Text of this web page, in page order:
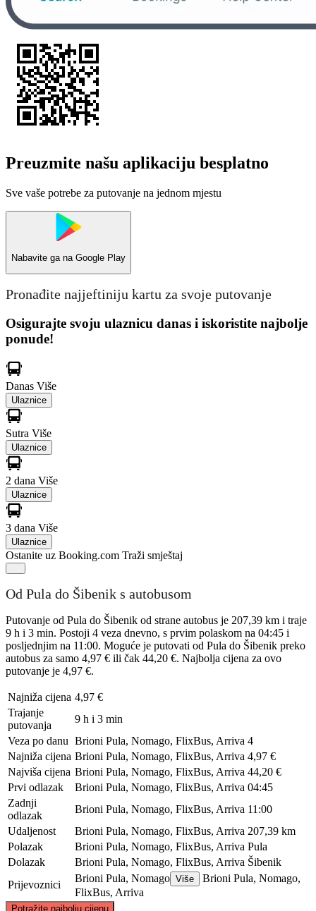
Preuzmite našu aplikaciju besplatno
Sve vaše potrebe za putovanje na jednom mjestu
Nabavite ga na Google Play
Pronađite najjeftiniju kartu za svoje putovanje
Osigurajte svoju ulaznicu danas i iskoristite najbolje
ponude!
Danas Više
Ulaznice
Sutra Više
Ulaznice
2 dana Više
Ulaznice
3 dana Više
Ulaznice
Ostanite uz Booking.com Traži smještaj
Od Pula do Šibenik s autobusom
Putovanje od Pula do Šibenik od strane autobus je 207,39 km i traje
9 h i 3 min. Postoji 4 veza dnevno, s prvim polaskom na 04:45 i
posljednjim na 11:00. Moguće je putovati od Pula do Šibenik preko
autobus za samo 4,97 € ili čak 44,20 €. Najbolja cijena za ovo
putovanje je 4,97 €.
Najniža cijena 4,97 €
Trajanje
putovanja
9 h i 3 min
Veza po danu Brioni Pula, Nomago, FlixBus, Arriva 4
Najniža cijena Brioni Pula, Nomago, FlixBus, Arriva 4,97 €
Najviša cijena Brioni Pula, Nomago, FlixBus, Arriva 44,20 €
Prvi odlazak
Brioni Pula, Nomago, FlixBus, Arriva 04:45
Zadnji
odlazak
Brioni Pula, Nomago, FlixBus, Arriva 11:00
Udaljenost
Brioni Pula, Nomago, FlixBus, Arriva 207,39 km
Polazak
Brioni Pula, Nomago, FlixBus, Arriva Pula
Dolazak
Brioni Pula, Nomago, FlixBus, Arriva Šibenik
Prijevoznici
Brioni Pula, Nomago Više
Brioni Pula, Nomago,
FlixBus, Arriva
Potražite najbolju cijenu